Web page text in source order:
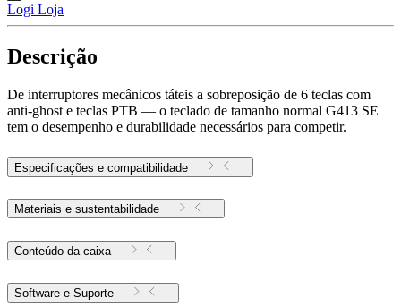
Logi Loja
Descrição
De interruptores mecânicos táteis a sobreposição de 6 teclas com
anti-ghost e teclas PTB — o teclado de tamanho normal G413 SE
tem o desempenho e durabilidade necessários para competir.
Especificações e compatibilidade
Materiais e sustentabilidade
Conteúdo da caixa
Software e Suporte